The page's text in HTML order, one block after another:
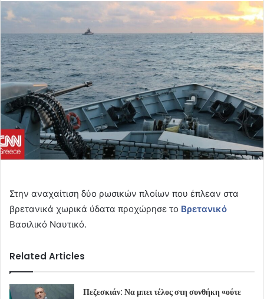
email
Στην αναχαίτιση δύο ρωσικών πλοίων που έπλεαν στα
βρετανικά χωρικά ύδατα προχώρησε το Βρετανικό
Βασιλικό Ναυτικό.
Related Articles
Πεζεσκιάν: Να μπει τέλος στη συνθήκη «ούτε